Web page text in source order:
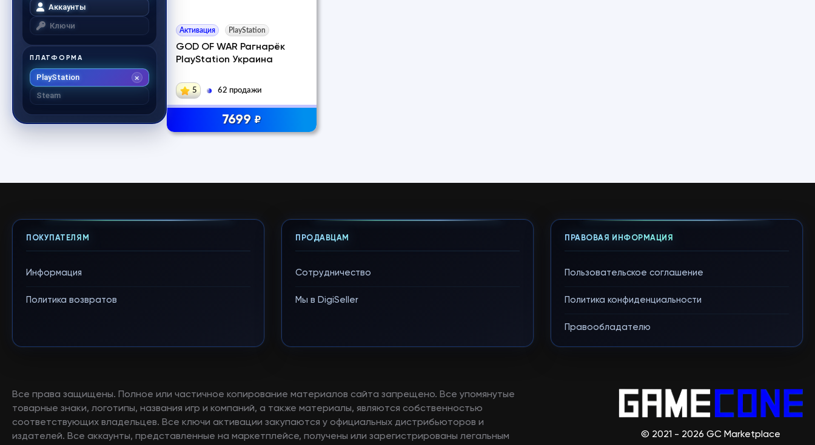
Аккаунты
Ключи
ПЛАТФОРМА
PlayStation
Steam
Активация PlayStation
GOD OF WAR Рагнарёк
PlayStation Украина
5 62 продажи
7699 ₽
ПОКУПАТЕЛЯМ
Информация
Политика возвратов
ПРОДАВЦАМ
Сотрудничество
Мы в DigiSeller
ПРАВОВАЯ ИНФОРМАЦИЯ
Пользовательское соглашение
Политика конфиденциальности
Правообладателю
Все права защищены. Полное или частичное копирование материалов сайта запрещено. Все упомянутые
товарные знаки, логотипы, названия игр и компаний, а также материалы, являются собственностью
соответствующих владельцев. Все ключи активации закупаются у официальных дистрибьюторов и
издателей. Все аккаунты, представленные на маркетплейсе, получены или зарегистрированы легальным
© 2021 - 2026 GC Marketplace